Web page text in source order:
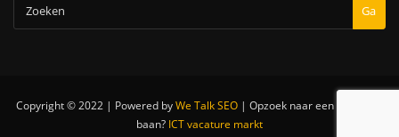
Ga
Copyright © 2022 | Powered byWe Talk SEO | Opzoek naar een nieuwe IT
baan? ICT vacature markt